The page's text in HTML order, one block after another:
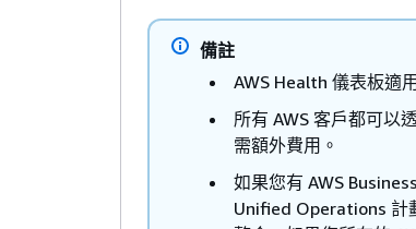
備註
AWS Health 儀表板適
所有 AWS 客戶都可以
需額外費用。
如果您有 AWS
Unified Operations 計